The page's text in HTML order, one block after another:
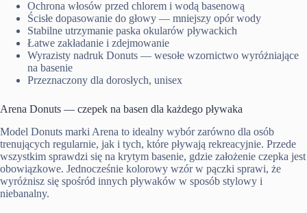
Ochrona włosów przed chlorem i wodą basenową
Ścisłe dopasowanie do głowy — mniejszy opór wody
Stabilne utrzymanie paska okularów pływackich
Łatwe zakładanie i zdejmowanie
Wyrazisty nadruk Donuts — wesołe wzornictwo wyróżniające
na basenie
Przeznaczony dla dorosłych, unisex
Arena Donuts — czepek na basen dla każdego pływaka
Model Donuts marki Arena to idealny wybór zarówno dla osób
trenujących regularnie, jak i tych, które pływają rekreacyjnie. Przede
wszystkim sprawdzi się na krytym basenie, gdzie założenie czepka jest
obowiązkowe. Jednocześnie kolorowy wzór w pączki sprawi, że
wyróżnisz się spośród innych pływaków w sposób stylowy i
niebanalny.